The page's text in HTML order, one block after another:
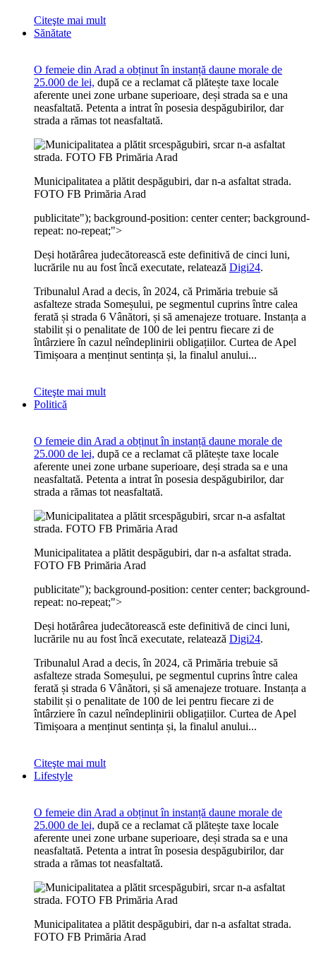
Citeşte mai mult
Sănătate
O femeie din Arad a obținut în instanță daune morale de
25.000 de lei, după ce a reclamat că plătește taxe locale
aferente unei zone urbane superioare, deși strada sa e una
neasfaltată. Petenta a intrat în posesia despăgubirilor, dar
strada a rămas tot neasfaltată.
Municipalitatea a plătit despăgubiri, dar n-a asfaltat strada.
FOTO FB Primăria Arad
publicitate"); background-position: center center; background-
repeat: no-repeat;">
Deși hotărârea judecătorească este definitivă de cinci luni,
lucrările nu au fost încă executate, relatează Digi24.
Tribunalul Arad a decis, în 2024, că Primăria trebuie să
asfalteze strada Someșului, pe segmentul cuprins între calea
ferată și strada 6 Vânători, și să amenajeze trotuare. Instanța a
stabilit și o penalitate de 100 de lei pentru fiecare zi de
întârziere în cazul neîndeplinirii obligațiilor. Curtea de Apel
Timișoara a menținut sentința și, la finalul anului...
Citeşte mai mult
Politică
O femeie din Arad a obținut în instanță daune morale de
25.000 de lei, după ce a reclamat că plătește taxe locale
aferente unei zone urbane superioare, deși strada sa e una
neasfaltată. Petenta a intrat în posesia despăgubirilor, dar
strada a rămas tot neasfaltată.
Municipalitatea a plătit despăgubiri, dar n-a asfaltat strada.
FOTO FB Primăria Arad
publicitate"); background-position: center center; background-
repeat: no-repeat;">
Deși hotărârea judecătorească este definitivă de cinci luni,
lucrările nu au fost încă executate, relatează Digi24.
Tribunalul Arad a decis, în 2024, că Primăria trebuie să
asfalteze strada Someșului, pe segmentul cuprins între calea
ferată și strada 6 Vânători, și să amenajeze trotuare. Instanța a
stabilit și o penalitate de 100 de lei pentru fiecare zi de
întârziere în cazul neîndeplinirii obligațiilor. Curtea de Apel
Timișoara a menținut sentința și, la finalul anului...
Citeşte mai mult
Lifestyle
O femeie din Arad a obținut în instanță daune morale de
25.000 de lei, după ce a reclamat că plătește taxe locale
aferente unei zone urbane superioare, deși strada sa e una
neasfaltată. Petenta a intrat în posesia despăgubirilor, dar
strada a rămas tot neasfaltată.
Municipalitatea a plătit despăgubiri, dar n-a asfaltat strada.
FOTO FB Primăria Arad